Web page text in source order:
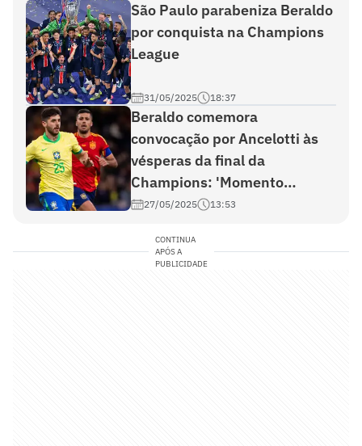
São Paulo parabeniza Beraldo
por conquista na Champions
League
31/05/2025 18:37
Beraldo comemora
convocação por Ancelotti às
vésperas da final da
Champions: 'Momento
especial'
27/05/2025 13:53
CONTINUA
APÓS A
PUBLICIDADE